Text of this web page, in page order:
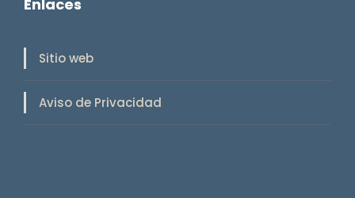
Enlaces
Sitio web
Aviso de Privacidad